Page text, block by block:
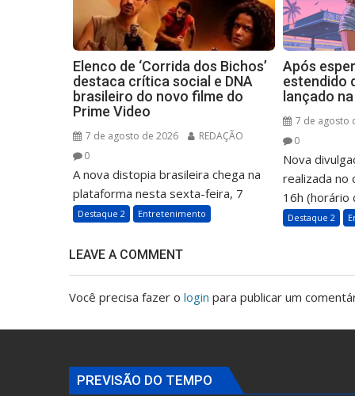
Elenco de ‘Corrida dos Bichos’
destaca crítica social e DNA
brasileiro do novo filme do
Prime Video
7 de agosto de 2026
REDAÇÃO
0
A nova distopia brasileira chega na
plataforma nesta sexta-feira, 7
Destaque 2 Entretenimento
Após
estendido
lançado
7 de agosto
0
Nova
realizada no
16h (horário
Destaque 2
LEAVE A COMMENT
Você precisa fazer o login para publicar um
PREVISÃO DO TEMPO